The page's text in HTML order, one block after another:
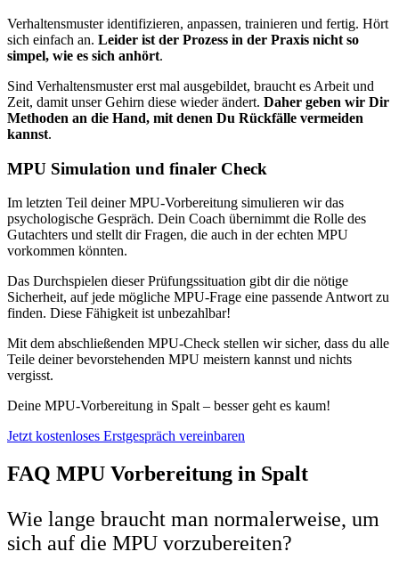
Verhaltensmuster identifizieren, anpassen, trainieren und fertig. Hört
sich einfach an. Leider ist der Prozess in der Praxis nicht so
simpel, wie es sich anhört.
Sind Verhaltensmuster erst mal ausgebildet, braucht es Arbeit und
Zeit, damit unser Gehirn diese wieder ändert. Daher geben wir Dir
Methoden an die Hand, mit denen Du Rückfälle vermeiden
kannst.
MPU Simulation und finaler Check
Im letzten Teil deiner MPU-Vorbereitung simulieren wir das
psychologische Gespräch. Dein Coach übernimmt die Rolle des
Gutachters und stellt dir Fragen, die auch in der echten MPU
vorkommen könnten.
Das Durchspielen dieser Prüfungssituation gibt dir die nötige
Sicherheit, auf jede mögliche MPU-Frage eine passende Antwort zu
finden. Diese Fähigkeit ist unbezahlbar!
Mit dem abschließenden MPU-Check stellen wir sicher, dass du alle
Teile deiner bevorstehenden MPU meistern kannst und nichts
vergisst.
Deine MPU-Vorbereitung in Spalt – besser geht es kaum!
Jetzt kostenloses Erstgespräch vereinbaren
FAQ MPU Vorbereitung in Spalt
Wie lange braucht man normalerweise, um
sich auf die MPU vorzubereiten?